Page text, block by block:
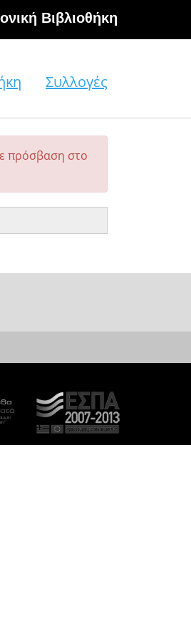
Βιβλιοθήκη
Συλλογές
πρόσβαση στο